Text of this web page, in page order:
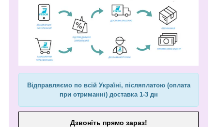
Відправляємо по всій Україні, післяплатою (оплата
при отриманні) доставка 1-3 дн
Дзвоніть прямо зараз!